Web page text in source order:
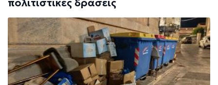
πολιτιστικές δράσεις